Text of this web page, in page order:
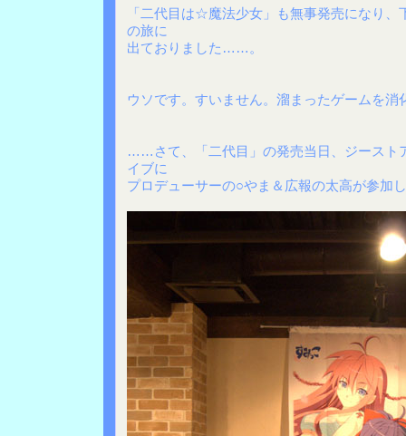
「二代目は☆魔法少女」も無事発売になり、
の旅に
出ておりました……。
ウソです。すいません。溜まったゲームを消
……さて、「二代目」の発売当日、ジースト
イブに
プロデューサーの○やま＆広報の太高が参加